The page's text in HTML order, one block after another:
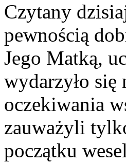
Czytany
pewnością
Jego Matką,
wydarzyło się
oczekiwania
zauważyli
początku